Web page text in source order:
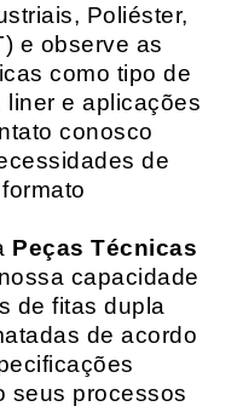
Poliéster,
e observe as
como tipo de
e aplicações
conosco
de
Peças Técnicas
capacidade
de fitas dupla
de acordo
seus processos